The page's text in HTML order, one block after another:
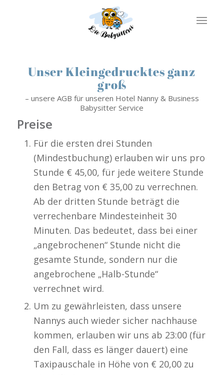
Unser Kleingedrucktes ganz
groß
– unsere AGB für unseren Hotel Nanny & Business
Babysitter Service
Preise
Für die ersten drei Stunden
(Mindestbuchung) erlauben wir uns pro
Stunde € 45,00, für jede weitere Stunde
den Betrag von € 35,00 zu verrechnen.
Ab der dritten Stunde beträgt die
verrechenbare Mindesteinheit 30
Minuten. Das bedeutet, dass bei einer
„angebrochenen“ Stunde nicht die
gesamte Stunde, sondern nur die
angebrochene „Halb-Stunde“
verrechnet wird.
Um zu gewährleisten, dass unsere
Nannys auch wieder sicher nachhause
kommen, erlauben wir uns ab 23:00 (für
den Fall, dass es länger dauert) eine
Taxipauschale in Höhe von € 20,00 zu